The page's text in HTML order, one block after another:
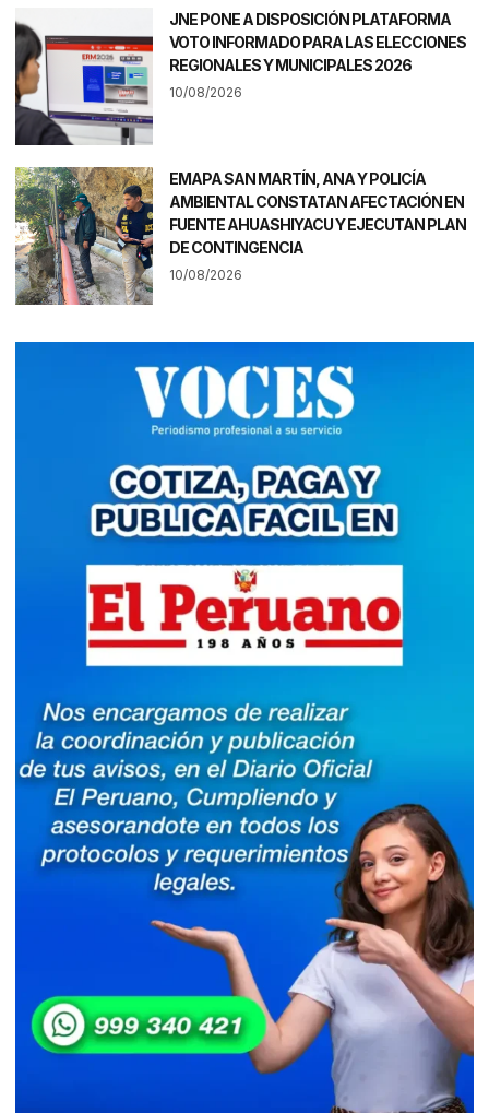
JNE PONE A DISPOSICIÓN PLATAFORMA
VOTO INFORMADO PARA LAS ELECCIONES
REGIONALES Y MUNICIPALES 2026
10/08/2026
EMAPA SAN MARTÍN, ANA Y POLICÍA
AMBIENTAL CONSTATAN AFECTACIÓN EN
FUENTE AHUASHIYACU Y EJECUTAN PLAN
DE CONTINGENCIA
10/08/2026